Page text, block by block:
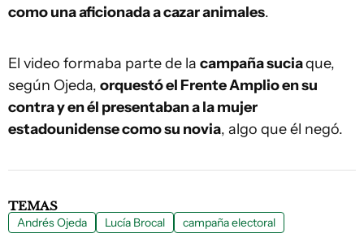
como una aficionada a cazar animales.
El video formaba parte de la campaña suciaque,
según Ojeda, orquestó el Frente Amplio en su
contra y en él presentaban a la mujer
estadounidense como su novia, algo que él negó.
TEMAS
Andrés Ojeda Lucía Brocal campaña electoral